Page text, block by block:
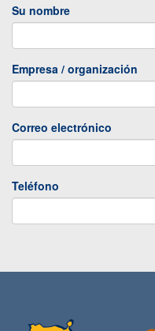
Su nombre
Empresa / organización
Correo electrónico
Teléfono